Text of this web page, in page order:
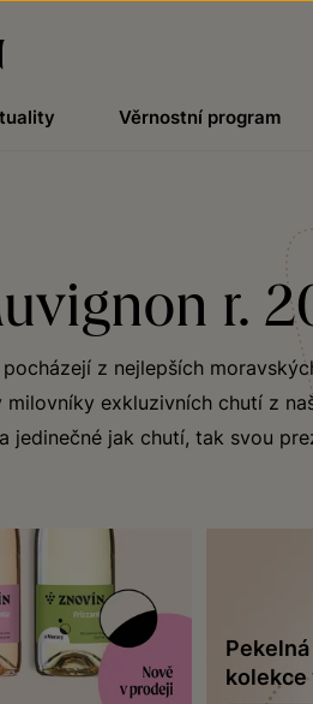
Věrnostní program
r.
z nejlepších
milovníky exkluzivních chutí z
jedinečné jak chutí, tak svou
Pekelná
kolekce